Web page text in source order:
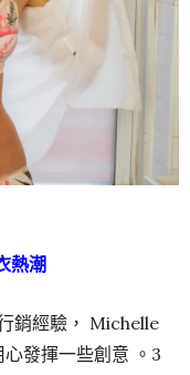
熱潮
銷經驗， Michelle
發揮一些創意 。3